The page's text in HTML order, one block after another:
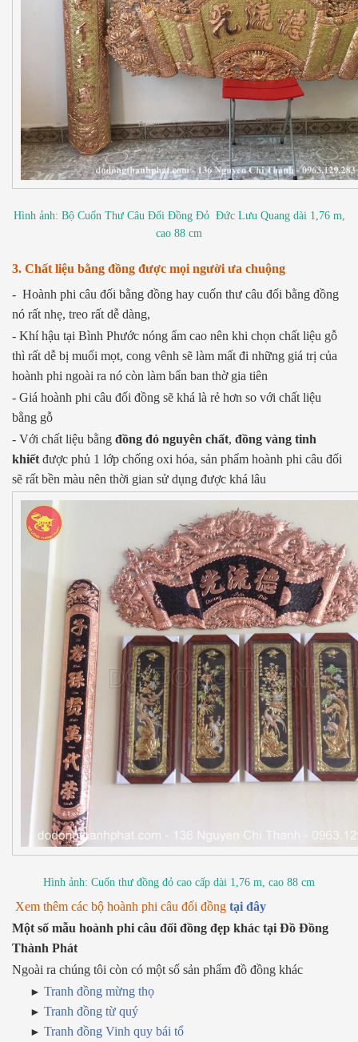
Hình ảnh: Bộ Cuốn Thư Câu Đối Đồng Đỏ Đức Lưu Quang dài 1,76 m,
cao 88 cm
3. Chất liệu bằng đồng được mọi người ưa chuộng
- Hoành phi câu đối bằng đồng hay cuốn thư câu đối bằng đồng
nó rất nhẹ, treo rất dễ dàng,
- Khí hậu tại Bình Phước nóng ẩm cao nên khi chọn chất liệu gỗ
thì rất dễ bị muối mọt, cong vênh sẽ làm mất đi những giá trị của
hoành phi ngoài ra nó còn làm bẩn ban thờ gia tiên
- Giá hoành phi câu đối đồng sẽ khá là rẻ hơn so với chất liệu
bằng gỗ
- Với chất liệu bằng đồng đỏ nguyên chất, đồng vàng tinh
khiết được phủ 1 lớp chống oxi hóa, sản phẩm hoành phi câu đối
sẽ rất bền màu nên thời gian sử dụng được khá lâu
Hình ảnh: Cuốn thư đồng đỏ cao cấp dài 1,76 m, cao 88 cm
Xem thêm các bộ hoành phi câu đối đồng tại đây
Một số mẫu hoành phi câu đối đồng đẹp khác tại Đồ Đồng
Thành Phát
Ngoài ra chúng tôi còn có một số sản phẩm đồ đồng khác
Tranh đồng mừng thọ
Tranh đồng từ quý
Tranh đồng Vinh quy bái tổ